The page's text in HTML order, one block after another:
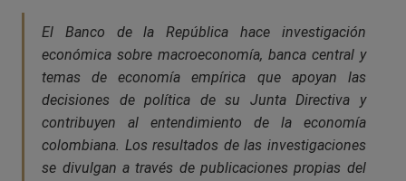
El Banco de la República hace investigación
económica sobre macroeconomía, banca central y
temas de economía empírica que apoyan las
decisiones de política de su Junta Directiva y
contribuyen al entendimiento de la economía
colombiana. Los resultados de las investigaciones
se divulgan a través de publicaciones propias del